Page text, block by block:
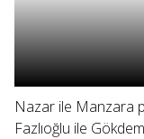
Nazar ile Manzara
Fazlıoğlu ile